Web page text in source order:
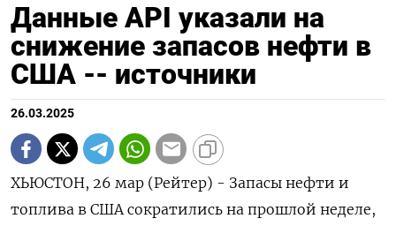
Данные API указали на
снижение запасов нефти в
США -- источники
26.03.2025
ХЬЮСТОН, 26 мар (Рейтер) - Запасы нефти и
топлива в США сократились на прошлой неделе,